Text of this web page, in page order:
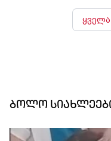
ყველა
ბოლო